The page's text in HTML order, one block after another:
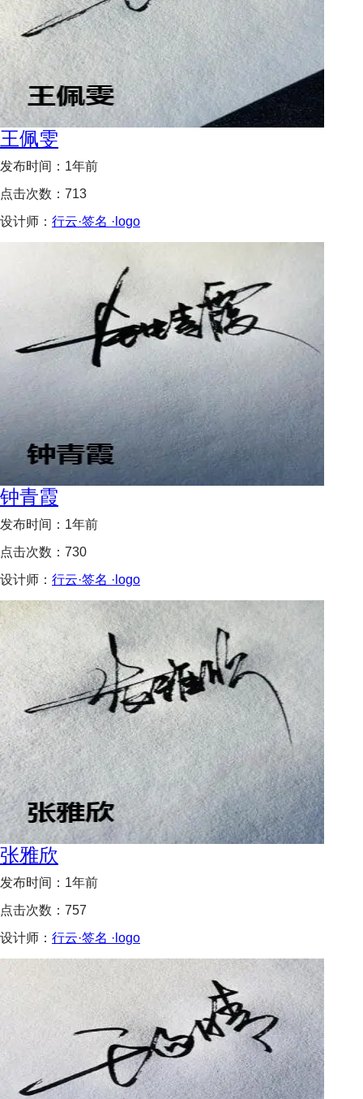
王佩雯
发布时间： 1年前
点击次数： 713
设计师： 行云·签名 ·logo
钟青霞
发布时间： 1年前
点击次数： 730
设计师： 行云·签名 ·logo
张雅欣
发布时间： 1年前
点击次数： 757
设计师： 行云·签名 ·logo